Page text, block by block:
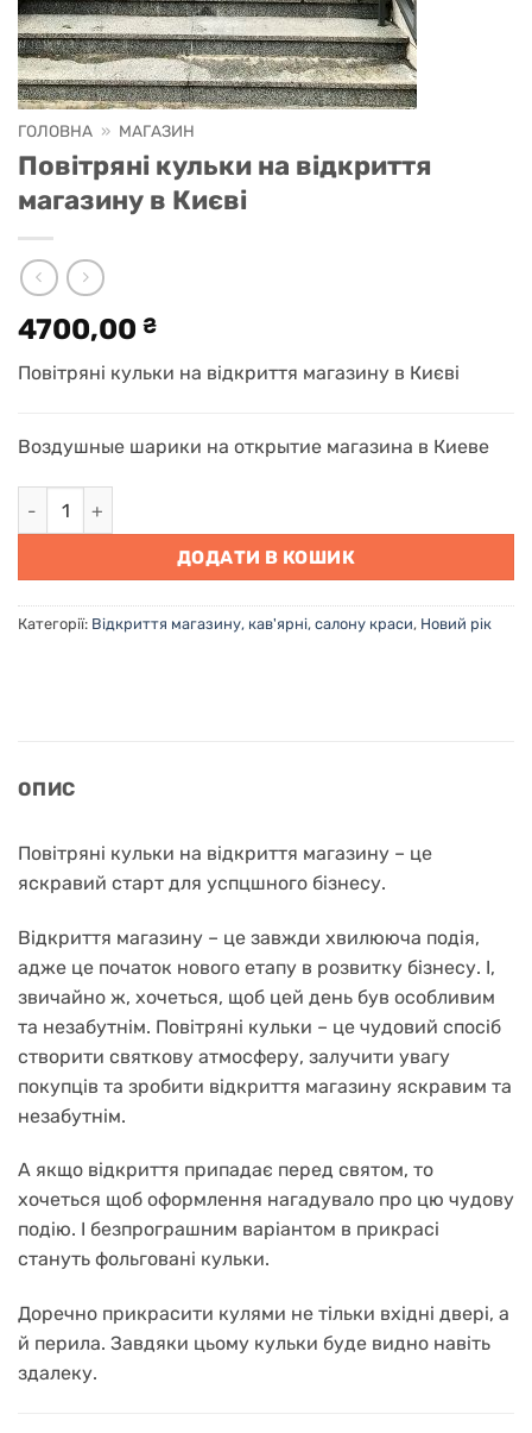
ГОЛОВНА » МАГАЗИН
Повітряні кульки на відкриття
магазину в Києві
4700,00 ₴
Повітряні кульки на відкриття магазину в Києві
Воздушные шарики на открытие магазина в Киеве
Повітряні кульки на відкриття магазину в Києві кількість
ДОДАТИ В КОШИК
Категорії: Відкриття магазину, кав'ярні, салону краси, Новий рік
ОПИС
Повітряні кульки на відкриття магазину – це
яскравий старт для успцшного бізнесу.
Відкриття магазину – це завжди хвилююча подія,
адже це початок нового етапу в розвитку бізнесу. І,
звичайно ж, хочеться, щоб цей день був особливим
та незабутнім. Повітряні кульки – це чудовий спосіб
створити святкову атмосферу, залучити увагу
покупців та зробити відкриття магазину яскравим та
незабутнім.
А якщо відкриття припадає перед святом, то
хочеться щоб оформлення нагадувало про цю чудову
подію. І безпрограшним варіантом в прикрасі
стануть фольговані кульки.
Доречно прикрасити кулями не тільки вхідні двері, а
й перила. Завдяки цьому кульки буде видно навіть
здалеку.